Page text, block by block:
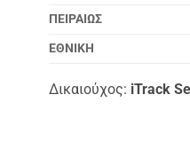
ΠΕΙΡΑΙΩΣ
ΕΘΝΙΚΗ
Δικαιούχος: iTrack